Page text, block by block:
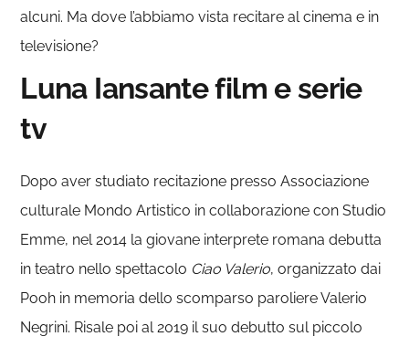
alcuni. Ma dove l’abbiamo vista recitare al cinema e in
televisione?
Luna Iansante film e serie
tv
Dopo aver studiato recitazione presso Associazione
culturale Mondo Artistico in collaborazione con Studio
Emme, nel 2014 la giovane interprete romana debutta
in teatro nello spettacolo Ciao Valerio, organizzato dai
Pooh in memoria dello scomparso paroliere Valerio
Negrini. Risale poi al 2019 il suo debutto sul piccolo